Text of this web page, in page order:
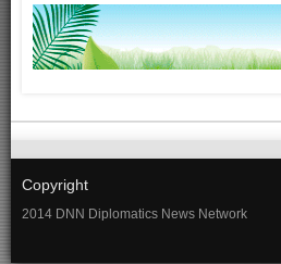
Copyright
2014 DNN Diplomatics News Network